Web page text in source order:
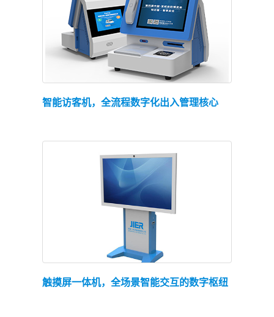
查看详情
智能访客机，全流程数字化出入管理核心
查看详情
触摸屏一体机，全场景智能交互的数字枢纽